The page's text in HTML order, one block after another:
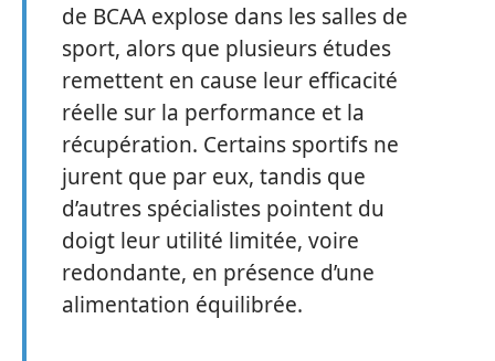
de BCAA explose dans les salles de
sport, alors que plusieurs études
remettent en cause leur efficacité
réelle sur la performance et la
récupération. Certains sportifs ne
jurent que par eux, tandis que
d’autres spécialistes pointent du
doigt leur utilité limitée, voire
redondante, en présence d’une
alimentation équilibrée.